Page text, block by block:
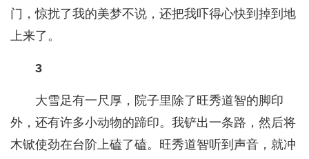
门，惊扰了我的美梦不说，还把我吓得心快到掉到地
上来了。
3
大雪足有一尺厚，院子里除了旺秀道智的脚印
外，还有许多小动物的蹄印。我铲出一条路，然后将
木锨使劲在台阶上磕了磕。旺秀道智听到声音，就冲